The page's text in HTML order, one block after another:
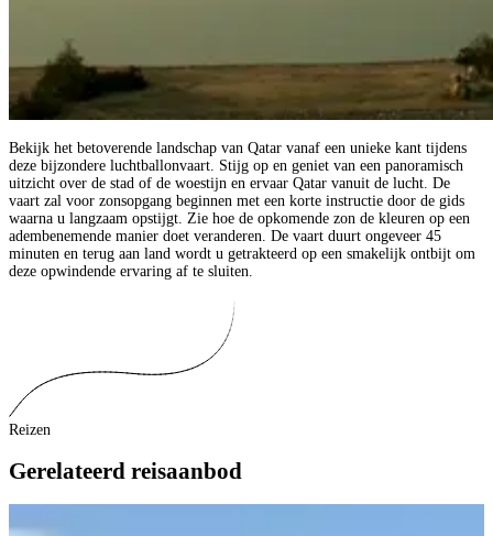
Bekijk het betoverende landschap van Qatar vanaf een unieke kant tijdens
deze bijzondere luchtballonvaart. Stijg op en geniet van een panoramisch
uitzicht over de stad of de woestijn en ervaar Qatar vanuit de lucht. De
vaart zal voor zonsopgang beginnen met een korte instructie door de gids
waarna u langzaam opstijgt. Zie hoe de opkomende zon de kleuren op een
adembenemende manier doet veranderen. De vaart duurt ongeveer 45
minuten en terug aan land wordt u getrakteerd op een smakelijk ontbijt om
deze opwindende ervaring af te sluiten.
Reizen
Gerelateerd reisaanbod